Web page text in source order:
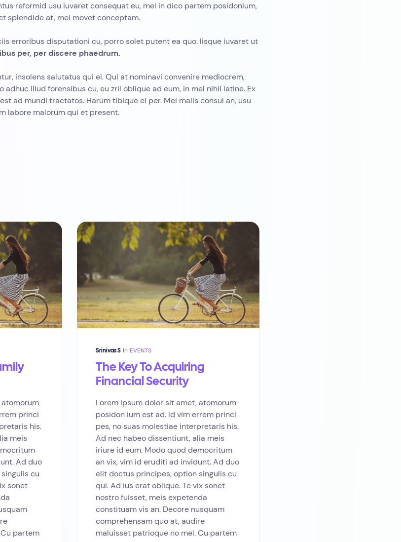
reformid usu iuvaret consequat eu, mel in dico partem posidonium,
splendide at, mei movet conceptam.
erroribus disputationi cu, porro solet putent ea quo. Iisque iuvaret ut
per, per discere phaedrum.
insolens salutatus qui ei. Qui at nominavi convenire mediocrem,
adhuc illud forensibus cu, eu zril oblique ad eum, in mel nihil latine. Ex
ad mundi tractatos. Harum tibique ei per. Mei malis consul an, usu
labore malorum qui et present.
princi
his.
meis
Ad duo
cu
sonet
partem
Srinivas S In EVENTS
The Key To Acquiring
Financial Security
Lorem ipsum dolor sit amet, atomorum
posidon ium est ad. Id vim errem princi
pes, no suas molestiae interpretaris his.
Ad nec habeo dissentiunt, alia meis
iriure id eum. Modo quod democritum
an vix, vim id eruditi ad invidunt. Ad duo
elit doctus principes, option singulis cu
qui. Ad ius erat oblique. Te vix sonet
nostro fuisset, meis expetenda
constituam vis an. Decore nusquam
comprehensam quo at, audire
maluisset patrioque no mel. Cu partem